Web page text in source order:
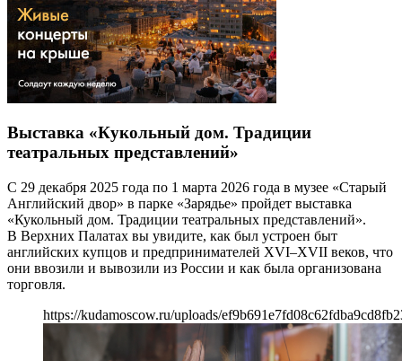
Выставка «Кукольный дом. Традиции
театральных представлений»
С 29 декабря 2025 года по 1 марта 2026 года в музее «Старый
Английский двор» в парке «Зарядье» пройдет выставка
«Кукольный дом. Традиции театральных представлений».
В Верхних Палатах вы увидите, как был устроен быт
английских купцов и предпринимателей XVI–XVII веков, что
они ввозили и вывозили из России и как была организована
торговля.
https://kudamoscow.ru/uploads/